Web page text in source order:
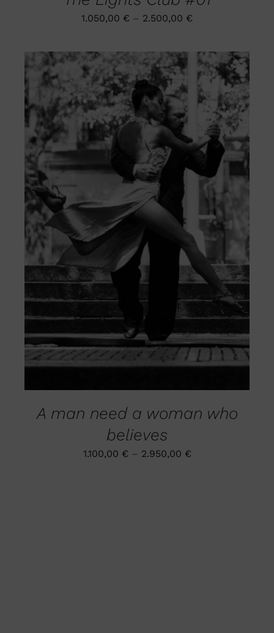
1.050,00 € – 2.500,00 €
AUSFÜHRUNG WÄHLEN
DIESES
PRODUKT
WEIST
MEHRERE
VARIANTEN
AUF.
DIE
OPTIONEN
KÖNNEN
AUF
DER
PRODUKTSEITE
GEWÄHLT
WERDEN
DETAILS
A man need a woman who
believes
1.100,00 € – 2.950,00 €